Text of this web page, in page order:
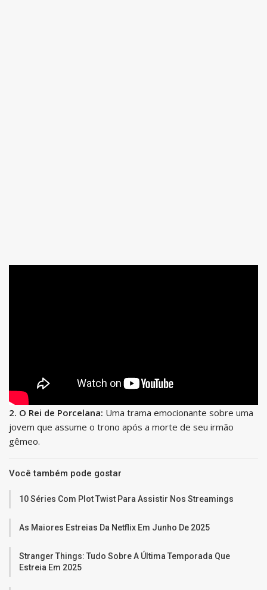
2. O Rei de Porcelana: Uma trama emocionante sobre uma
jovem que assume o trono após a morte de seu irmão
gêmeo.
Você também pode gostar
10 Séries Com Plot Twist Para Assistir Nos Streamings
As Maiores Estreias Da Netflix Em Junho De 2025
Stranger Things: Tudo Sobre A Última Temporada Que
Estreia Em 2025